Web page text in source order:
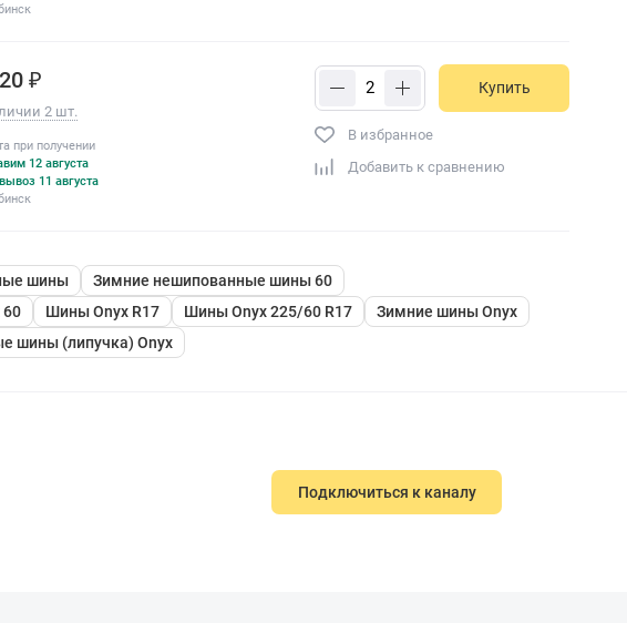
₽
2 шт.
при получении
12 августа
11 августа
Купить
В избранное
Добавить к сравнению
шины
Зимние нешипованные шины 60
Шины Onyx R17 Шины Onyx 225/60 R17
Зимние шины Onyx
шины (липучка) Onyx
Подключиться к каналу